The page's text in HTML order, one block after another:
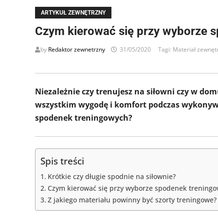
ARTYKUŁ ZEWNĘTRZNY
Czym kierować się przy wyborze
by Redaktor zewnetrzny 31/05/2020 Tagi: Materiał
Niezależnie czy trenujesz na siłowni czy w
wszystkim wygodę i komfort podczas
spodenek treningowych?
Spis treści
Krótkie czy długie spodnie na siłownie?
Czym kierować się przy wyborze spodenek
Z jakiego materiału powinny być szorty treningowe?